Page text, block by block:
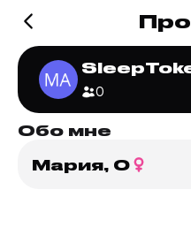
0
Обо мне
Мария, 0